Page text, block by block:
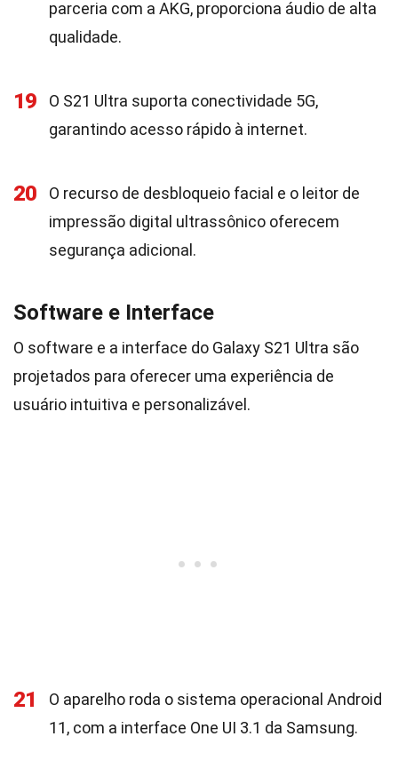
parceria com a AKG, proporciona áudio de alta
qualidade.
19
O S21 Ultra suporta conectividade 5G,
garantindo acesso rápido à internet.
20
O recurso de desbloqueio facial e o leitor de
impressão digital ultrassônico oferecem
segurança adicional.
Software e Interface
O software e a interface do Galaxy S21 Ultra são
projetados para oferecer uma experiência de
usuário intuitiva e personalizável.
21
O aparelho roda o sistema operacional Android
11, com a interface One UI 3.1 da Samsung.